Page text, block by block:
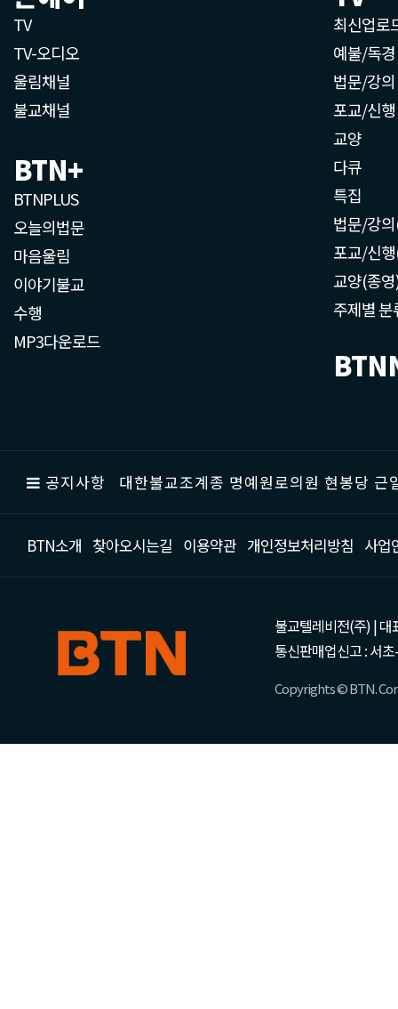
TV
TV-오디오
울림채널
불교채널
BTN+
BTNPLUS
오늘의법문
마음울림
이야기불교
수행
MP3다운로드
최신업로
예불/독경
법문/강의
포교/신행
교양
다큐
특집
법문/강
포교/신
교양(종
주제별 분
공지사항 대한불교조계종 명예원로의원 현봉당
BTN소개 찾아오시는길 이용약관 개인정보처리방침 사업
불교텔레비전(주) | 대
통신판매업신고 : 서
Copyrights © BTN.